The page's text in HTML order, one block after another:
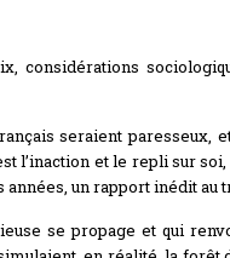
considérations
seraient paresseux,
l’inaction et le repli sur
un rapport inédit au
se propage et qui